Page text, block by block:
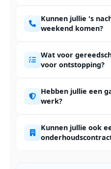
Kunnen jullie 's
weekend komen?
Wat voor
voor ontstopping?
Hebben jullie een
werk?
Kunnen jullie ook